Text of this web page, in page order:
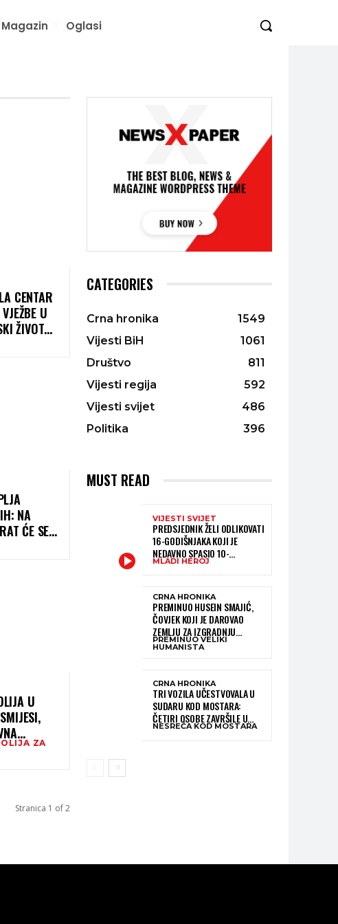
Magazin Oglasi
CENTAR
U
ŽIVOT
NA
ĆE SE
U
ZA
Stranica 1 of 2
CATEGORIES
Crna hronika
1549
Vijesti BiH
1061
Društvo
811
Vijesti regija
592
Vijesti svijet
486
Politika
396
MUST READ
VIJESTI SVIJET
PREDSJEDNIK ŽELI ODLIKOVATI
16-GODIŠNJAKA KOJI JE
NEDAVNO SPASIO 10-
GODIŠNJEG DJEČAKA IZ
MLADI HEROJ
CRNA HRONIKA
PREMINUO HUSEIN SMAJIĆ,
ČOVJEK KOJI JE DAROVAO
ZEMLJU ZA IZGRADNJU
KATOLIČKE CRKVE U BUGOJNU
PREMINUO VELIKI
HUMANISTA
CRNA HRONIKA
TRI VOZILA UČESTVOVALA U
SUDARU KOD MOSTARA:
ČETIRI OSOBE ZAVRŠILE U
BOLNICI
NESREĆA KOD MOSTARA